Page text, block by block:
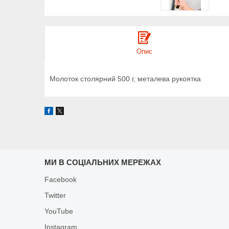
Опис
Молоток столярний 500 г, металева рукоятка
МИ В СОЦІАЛЬНИХ МЕРЕЖАХ
Facebook
Twitter
YouTube
Instagram